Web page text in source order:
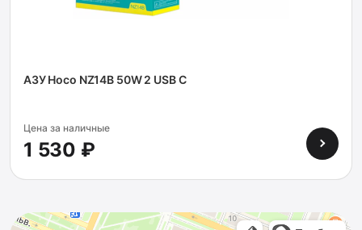
АЗУ Hoco NZ14B 50W 2 USB C
Цена за наличные
1 530 ₽